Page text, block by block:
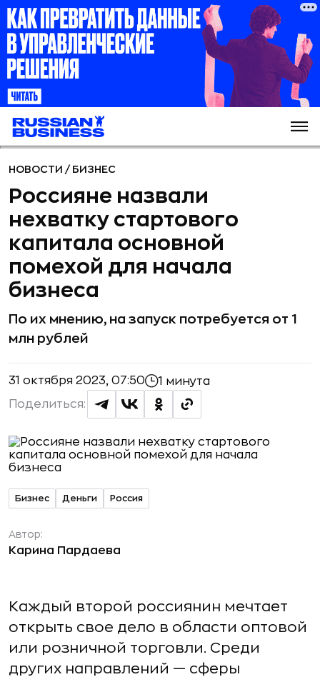
НОВОСТИ / БИЗНЕС
Россияне назвали
нехватку стартового
капитала основной
помехой для начала
бизнеса
По их мнению, на запуск потребуется от 1
млн рублей
31 октября 2023, 07:50 1 минута
Поделиться:
Бизнес Деньги Россия
Автор:
Карина Пардаева
Каждый второй россиянин мечтает
открыть свое дело в области оптовой
или розничной торговли. Среди
других направлений — сферы